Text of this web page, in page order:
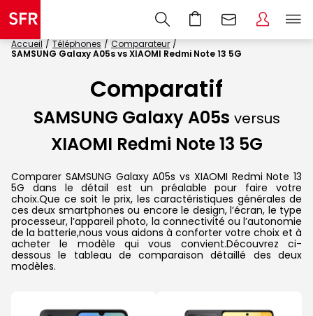
Accueil Téléphones
Comparateur
SAMSUNG Galaxy A05s vs XIAOMI Redmi Note 13 5G
Comparatif
SAMSUNG Galaxy A05s versus
XIAOMI Redmi Note 13 5G
Comparer SAMSUNG Galaxy A05s vs XIAOMI Redmi Note 13
5G dans le détail est un préalable pour faire votre
choix.Que ce soit le prix, les caractéristiques générales de
ces deux smartphones ou encore le design, l’écran, le type
processeur, l’appareil photo, la connectivité ou l’autonomie
de la batterie,nous vous aidons à conforter votre choix et à
acheter le modèle qui vous convient.Découvrez ci-
dessous le tableau de comparaison détaillé des deux
modèles.